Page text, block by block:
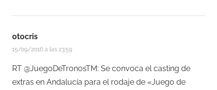
otocris
15/09/2016 a las 23:59
RT @JuegoDeTronosTM: Se convoca el casting de
extras en Andalucía para el rodaje de «Juego de